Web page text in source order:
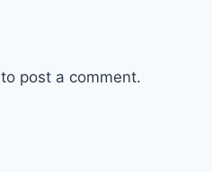
to post a comment.